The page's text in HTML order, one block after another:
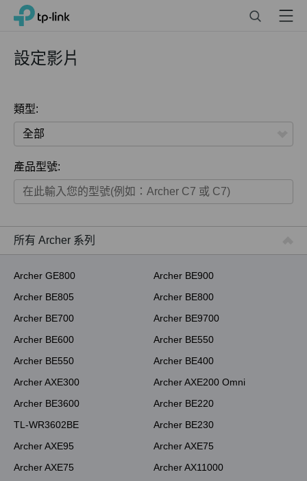
Click
navigation
TP-Link, Reliably Smart Menu
設定影片
類型:
全部
家用產品
商用產品
ISP用產品
產品型號:
所有 Archer 系列
Archer GE800
Archer BE900
Archer BE805
Archer BE800
Archer BE700
Archer BE9700
Archer BE600
Archer BE550
Archer BE550
Archer BE400
Archer AXE300
Archer AXE200 Omni
Archer BE3600
Archer BE220
TL-WR3602BE
Archer BE230
Archer AXE95
Archer AXE75
Archer AXE75
Archer AX11000